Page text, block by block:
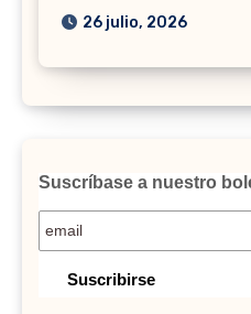
26 julio, 2026
Suscríbase a nuestro